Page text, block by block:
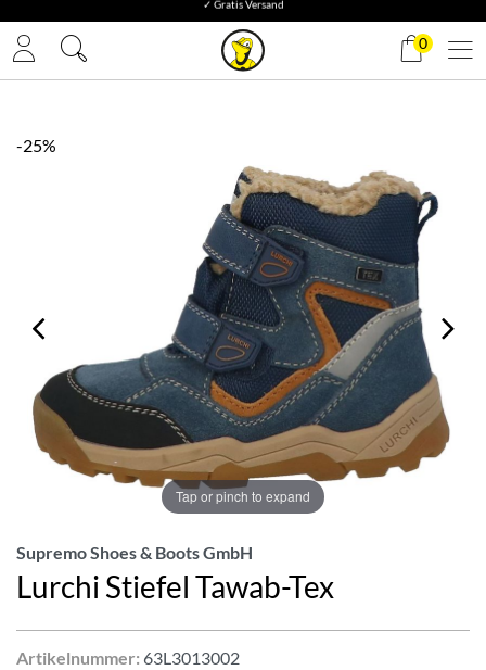
✓ Gratis Versand
0
-25%
Tap or pinch to expand
Supremo Shoes & Boots GmbH
Lurchi Stiefel Tawab-Tex
Artikelnummer: 63L3013002